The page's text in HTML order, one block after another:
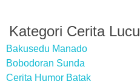
Kategori Cerita Lucu
Bakusedu Manado
Bobodoran Sunda
Cerita Humor Batak